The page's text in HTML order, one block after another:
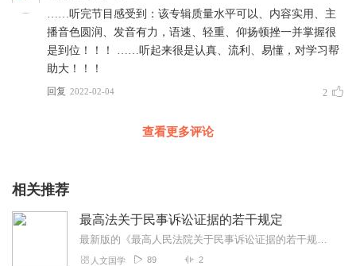
……听完节目感受到：该专辑质量水平可以、内容实用、主
播音色圆润、发音有力，语速、轻重、仰扬顿挫一并掌握很
是到位！！！ ……听起来很是认真、流利、易懂，对学习帮
助大！！！
回复 2022-02-04 2
查看更多评论
相关推荐
最高法关于民事诉讼证据的若干规定
最新版的《最高人民法院关于民事诉讼证据的若干规定》颁布于2019年，自2020年5月1日起施行。总共100条，可分为一、当事人举证等♥二、证据的调查收集和保全♥...
人文国学 89 2